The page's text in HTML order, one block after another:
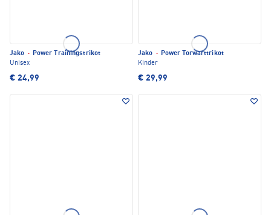
Jako · Power Trainingstrikot
Unisex
€ 24,99
Jako · Power Torwarttrikot
Kinder
€ 29,99